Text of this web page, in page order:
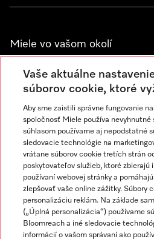
Miele vo vašom okolí
Spoznajte predajne Miele
Newsletter
Miele na Instagrame
Miele na YouTube
Vaše aktuálne
súborov cookie, ktoré
Aby sme zaistili správne fungovanie
spoločnosť Miele používa nevyhnutné
súhlasom používame aj nepodstatné
sledovacie technológie na
vrátane súborov cookie tretích strán
poskytovateľov služieb, ktoré zbierajú
používaní webovej stránky a
zlepšovať vaše online zážitky. Súbory
personalizáciu reklám. Na základe
(„Úplná personalizácia“) používame
Bloomreach a iné sledovacie
informácií o vašom správaní ako